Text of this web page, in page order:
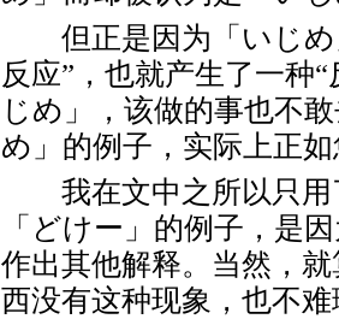
但正是因为「いじ
反应”，也就产生了一种
じめ」，该做的事也不
め」的例子，实际上正
我在文中之所以只
「どけー」的例子，是
作出其他解释。当然，
西没有这种现象，也不难